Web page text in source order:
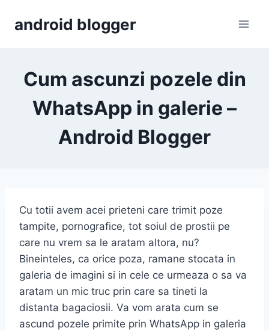
android blogger
Cum ascunzi pozele din
WhatsApp in galerie –
Android Blogger
Cu totii avem acei prieteni care trimit poze
tampite, pornografice, tot soiul de prostii pe
care nu vrem sa le aratam altora, nu?
Bineinteles, ca orice poza, ramane stocata in
galeria de imagini si in cele ce urmeaza o sa va
aratam un mic truc prin care sa tineti la
distanta bagaciosii. Va vom arata cum se
ascund pozele primite prin WhatsApp in galeria